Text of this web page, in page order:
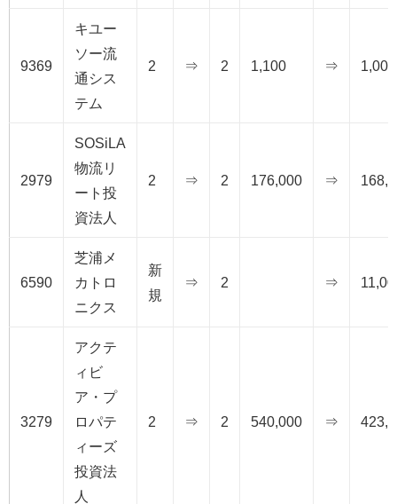
9369
キユー
ソー流
通シス
テム
2 ⇒ 2 1,100 ⇒ 1,000
2979
SOSiLA
物流リ
ート投
資法人
2 ⇒ 2 176,000 ⇒
6590
芝浦メ
カトロ
ニクス
新
規
⇒ 2 ⇒
3279
アクテ
ィビ
ア・プ
ロパテ
ィーズ
投資法
人
2 ⇒ 2 540,000 ⇒